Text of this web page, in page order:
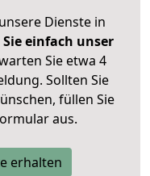
Dienste in
einfach unser
Sie etwa 4
Sollten Sie
füllen Sie
aus.
erhalten